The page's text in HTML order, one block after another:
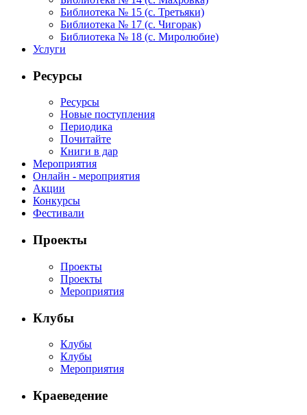
Библиотека № 15 (с. Третьяки)
Библиотека № 17 (с. Чигорак)
Библиотека № 18 (с. Миролюбие)
Услуги
Ресурсы
Ресурсы
Новые поступления
Периодика
Почитайте
Книги в дар
Мероприятия
Онлайн - мероприятия
Акции
Конкурсы
Фестивали
Проекты
Проекты
Проекты
Мероприятия
Клубы
Клубы
Клубы
Мероприятия
Краеведение